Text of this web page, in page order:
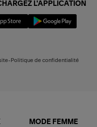
L'APPLICATION
Politique de confidentialité
MODE FEMME